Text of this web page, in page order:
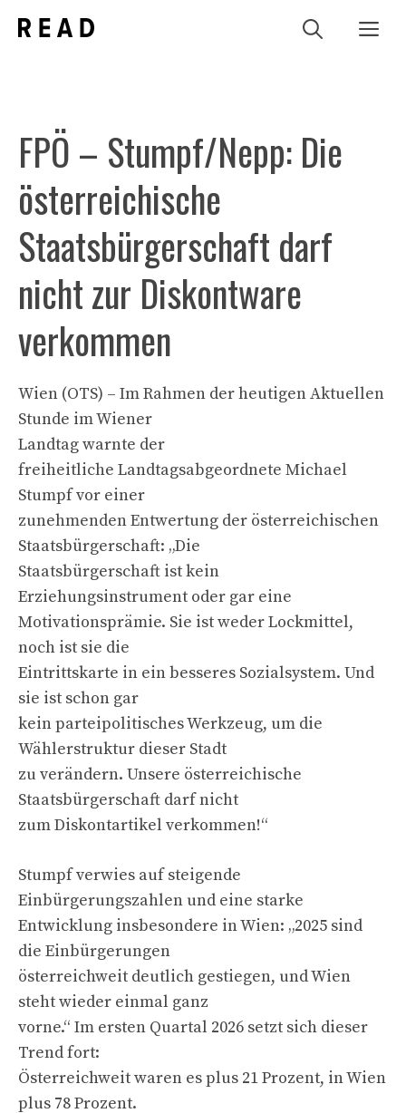
Inhalt
FPÖ – Stumpf/Nepp: Die
österreichische
Staatsbürgerschaft darf
nicht zur Diskontware
verkommen
Wien (OTS) – Im Rahmen der heutigen Aktuellen
Stunde im Wiener
Landtag warnte der
freiheitliche Landtagsabgeordnete Michael
Stumpf vor einer
zunehmenden Entwertung der österreichischen
Staatsbürgerschaft: „Die
Staatsbürgerschaft ist kein
Erziehungsinstrument oder gar eine
Motivationsprämie. Sie ist weder Lockmittel,
noch ist sie die
Eintrittskarte in ein besseres Sozialsystem. Und
sie ist schon gar
kein parteipolitisches Werkzeug, um die
Wählerstruktur dieser Stadt
zu verändern. Unsere österreichische
Staatsbürgerschaft darf nicht
zum Diskontartikel verkommen!“
Stumpf verwies auf steigende
Einbürgerungszahlen und eine starke
Entwicklung insbesondere in Wien: „2025 sind
die Einbürgerungen
österreichweit deutlich gestiegen, und Wien
steht wieder einmal ganz
vorne.“ Im ersten Quartal 2026 setzt sich dieser
Trend fort:
Österreichweit waren es plus 21 Prozent, in Wien
plus 78 Prozent.